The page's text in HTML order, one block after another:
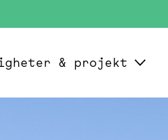
& projekt